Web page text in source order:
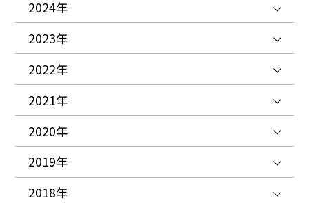
2024年
2023年
2022年
2021年
2020年
2019年
2018年